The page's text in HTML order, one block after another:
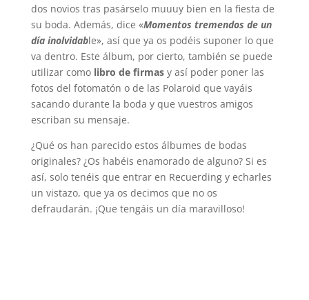
dos novios tras pasárselo muuuy bien en la fiesta de
su boda. Además, dice «Momentos tremendos de un
día inolvidable», así que ya os podéis suponer lo que
va dentro. Este álbum, por cierto, también se puede
utilizar como libro de firmasy así poder poner las
fotos del fotomatón o de las Polaroid que vayáis
sacando durante la boda y que vuestros amigos
escriban su mensaje.
¿Qué os han parecido estos álbumes de bodas
originales? ¿Os habéis enamorado de alguno? Si es
así, solo tenéis que entrar en Recuerding y echarles
un vistazo, que ya os decimos que no os
defraudarán. ¡Que tengáis un día maravilloso!